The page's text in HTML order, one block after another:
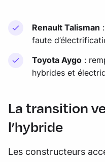
Renault Talisman
faute
Toyota Aygo :
hybrides et
La transition
l’hybride
Les constructeurs